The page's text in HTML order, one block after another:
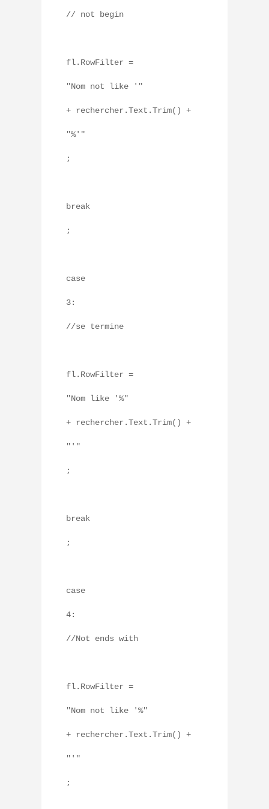
// not begin
fl.RowFilter =
"Nom not like '"
+ rechercher.Text.Trim() +
"%'"
;
break
;
case
3:
//se termine
fl.RowFilter =
"Nom like '%"
+ rechercher.Text.Trim() +
"'"
;
break
;
case
4:
//Not ends with
fl.RowFilter =
"Nom not like '%"
+ rechercher.Text.Trim() +
"'"
;